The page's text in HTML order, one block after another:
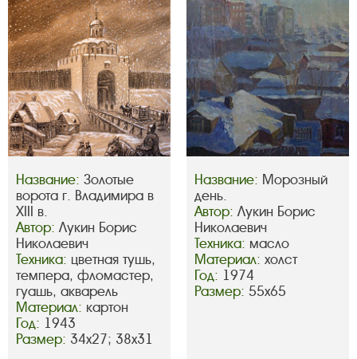
Название: Золотые
ворота г. Владимира в
XIII в.
Автор: Лукин Борис
Николаевич
Техника: цветная тушь,
темпера, фломастер,
гуашь, акварель
Материал: картон
Год: 1943
Размер: 34х27; 38х31
Название: Морозный
день.
Автор: Лукин Борис
Николаевич
Техника: масло
Материал: холст
Год: 1974
Размер: 55х65